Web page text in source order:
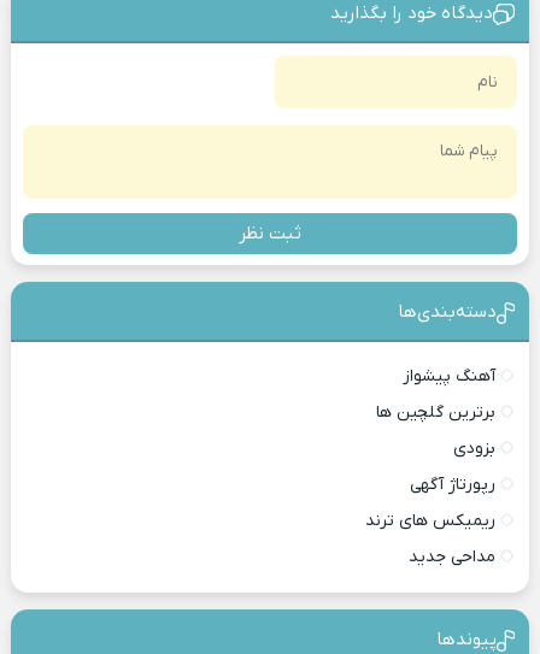
دیدگاه خود را بگذارید
ثبت نظر
دسته‌بندی‎‌‌ها
آهنگ پیشواز
برترین گلچین ها
بزودی
رپورتاژ آگهی
ریمیکس های ترند
مداحی جدید
پیوندها